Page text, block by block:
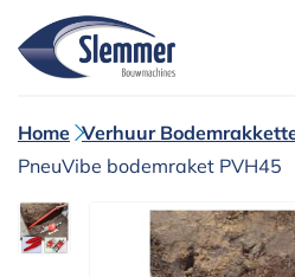
Home Verhuur
PneuVibe bodemraket PVH45